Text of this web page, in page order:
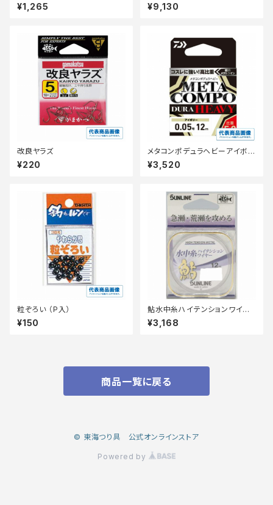
続セール_仕掛】
¥1,265
細糸スプール 篭定
¥9,130
改良ヤラズ
¥220
メタコンポデュラヘビーアイボリ
ー12m 0.05
¥3,520
粒ぞろい （P入）
¥150
鮎水中糸ハイテンションワイヤ
ー12m0.1号
¥3,168
商品一覧に戻る
© 東海つり具 公式オンラインストア
Powered by